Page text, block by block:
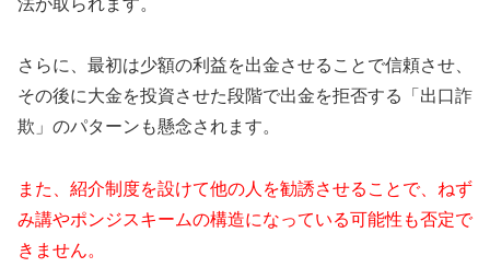
さらに、最初は少額の利益を出金させることで信頼させ、
その後に大金を投資させた段階で出金を拒否する「出口詐
欺」のパターンも懸念されます。
また、紹介制度を設けて他の人を勧誘させることで、ねず
み講やポンジスキームの構造になっている可能性も否定で
きません。